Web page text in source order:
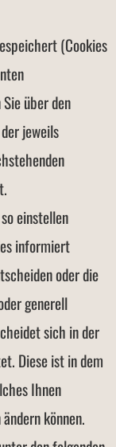
(Cookies
über den
jeweils
einstellen
informiert
oder die
generell
sich in der
Diese ist in dem
Ihnen
können.